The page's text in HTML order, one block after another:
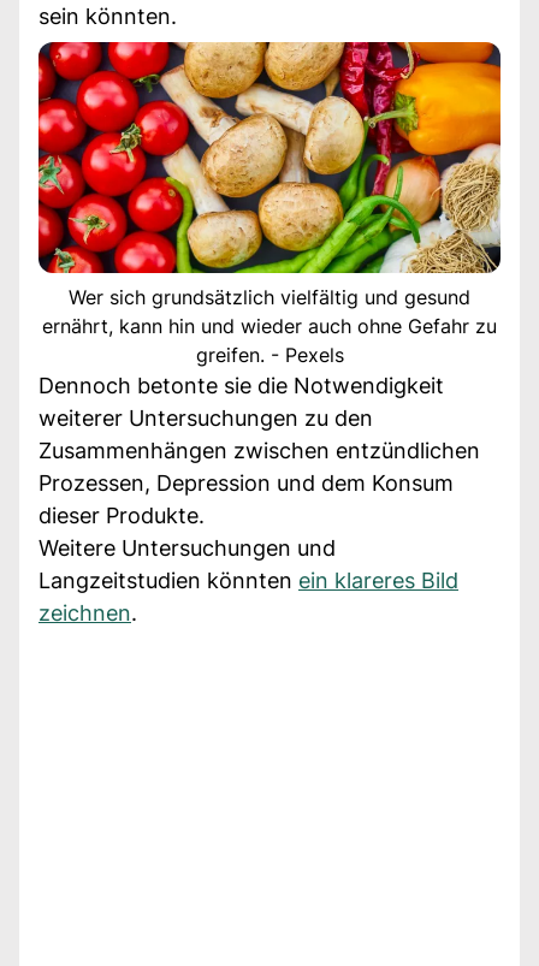
sein könnten.
Wer sich grundsätzlich vielfältig und gesund
ernährt, kann hin und wieder auch ohne Gefahr zu
greifen. - Pexels
Dennoch betonte sie die Notwendigkeit
weiterer Untersuchungen zu den
Zusammenhängen zwischen entzündlichen
Prozessen, Depression und dem Konsum
dieser Produkte.
Weitere Untersuchungen und
Langzeitstudien könnten ein klareres Bild
zeichnen.